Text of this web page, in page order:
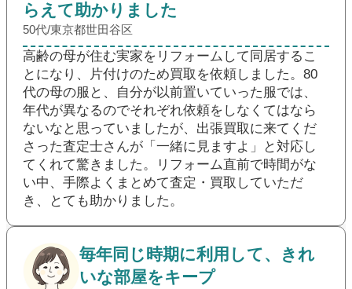
らえて助かりました
50代/東京都世田谷区
高齢の母が住む実家をリフォームして同居するこ
とになり、片付けのため買取を依頼しました。80
代の母の服と、自分が以前置いていった服では、
年代が異なるのでそれぞれ依頼をしなくてはなら
ないなと思っていましたが、出張買取に来てくだ
さった査定士さんが「一緒に見ますよ」と対応し
てくれて驚きました。リフォーム直前で時間がな
い中、手際よくまとめて査定・買取していただ
き、とても助かりました。
毎年同じ時期に利用して、きれ
いな部屋をキープ